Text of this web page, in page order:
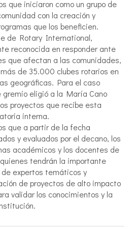
que iniciaron como un grupo de
con la creación y
que los beneficien.
de Rotary International,
reconocida en responder ante
que afectan a las comunidades,
de 35.000 clubes rotarios en
geográficas. Para el caso
eligió a la María Cano
proyectos que recibe esta
interna.
que a partir de la fecha
y evaluados por el decano, los
académicos y los docentes de
tendrán la importante
expertos temáticos y
de proyectos de alto impacto
validar los conocimientos y la